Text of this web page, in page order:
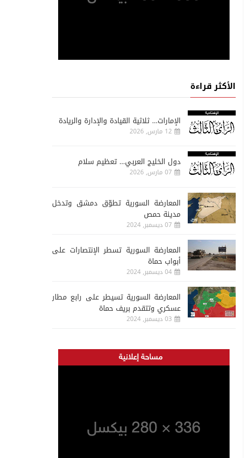
الأكثر قراءة
الإمارات… ثلاثية القيادة والإدارة والريادة
12 مارس, 2026
دول الخليج العربي… تعظيم سلام
07 مارس, 2026
المعارضة السورية تطوّق دمشق وتدخل
مدينة حمص
07 ديسمبر, 2024
المعارضة السورية تسطر الإنتصارات على
أبواب حماة
04 ديسمبر, 2024
المعارضة السورية تسيطر على رابع مطار
عسكري وتتقدم بريف حماة
03 ديسمبر, 2024